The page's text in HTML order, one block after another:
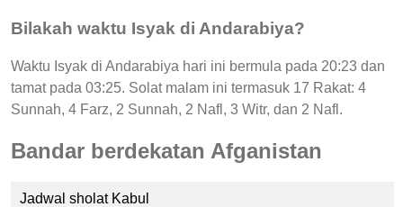
Bilakah waktu Isyak di Andarabiya?
Waktu Isyak di Andarabiya hari ini bermula pada 20:23 dan
tamat pada 03:25. Solat malam ini termasuk 17 Rakat: 4
Sunnah, 4 Farz, 2 Sunnah, 2 Nafl, 3 Witr, dan 2 Nafl.
Bandar berdekatan Afganistan
Jadwal sholat Kabul